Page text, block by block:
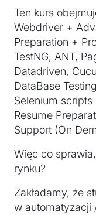
Ten kurs
Webdriver +
Preparation +
TestNG, ANT,
Datadriven,
DataBase
Selenium
Resume
Support (On
Więc co
rynku?
Zakładamy, że
w automatyzacji